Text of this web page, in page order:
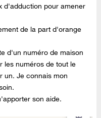
d'adduction pour amener
de la part d'orange
d'un numéro de maison
les numéros de tout le
un. Je connais mon
pporter son aide.